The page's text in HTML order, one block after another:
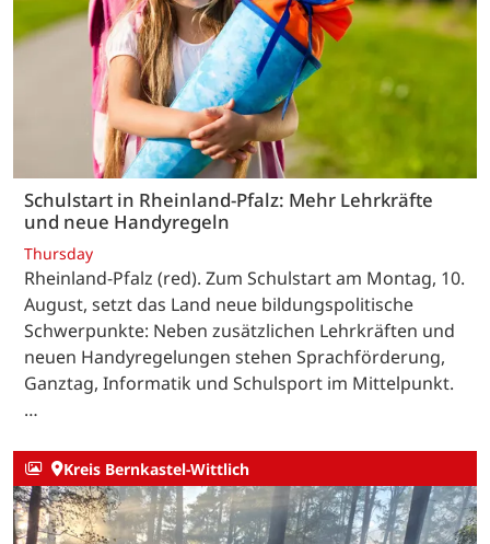
Schulstart in Rheinland-Pfalz: Mehr Lehrkräfte
und neue Handyregeln
Thursday
Rheinland-Pfalz (red). Zum Schulstart am Montag, 10.
August, setzt das Land neue bildungspolitische
Schwerpunkte: Neben zusätzlichen Lehrkräften und
neuen Handyregelungen stehen Sprachförderung,
Ganztag, Informatik und Schulsport im Mittelpunkt.
…
Kreis Bernkastel-Wittlich